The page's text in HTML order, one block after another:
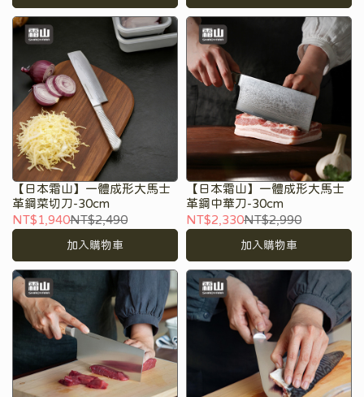
【日本霜山】一體成形大馬士
革鋼菜切刀-30cm
NT$1,940NT$2,490
加入購物車
【日本霜山】一體成形大馬士
革鋼中華刀-30cm
NT$2,330NT$2,990
加入購物車